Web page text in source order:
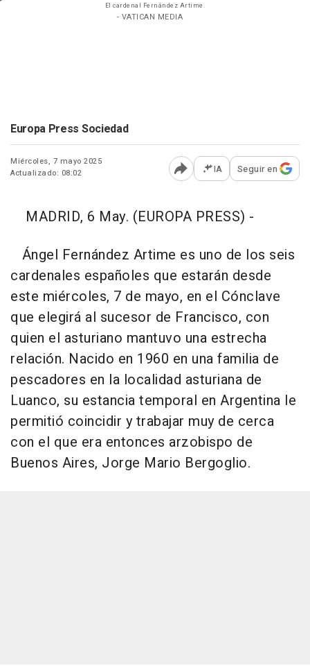
El cardenal Fernández Artime.
- VATICAN MEDIA
Europa Press Sociedad
Miércoles, 7 mayo 2025
Actualizado: 08:02
Abrir opciones para
IA Seguir en
MADRID, 6 May. (EUROPA PRESS) -
Ángel Fernández Artime es uno de los seis
cardenales españoles que estarán desde
este miércoles, 7 de mayo, en el Cónclave
que elegirá al sucesor de Francisco, con
quien el asturiano mantuvo una estrecha
relación. Nacido en 1960 en una familia de
pescadores en la localidad asturiana de
Luanco, su estancia temporal en Argentina le
permitió coincidir y trabajar muy de cerca
con el que era entonces arzobispo de
Buenos Aires, Jorge Mario Bergoglio.